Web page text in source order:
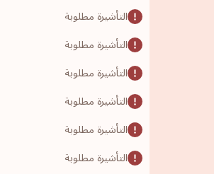
التأشيرة مطلوبة
التأشيرة مطلوبة
التأشيرة مطلوبة
التأشيرة مطلوبة
التأشيرة مطلوبة
التأشيرة مطلوبة